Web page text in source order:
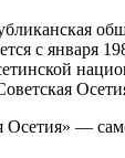
с января
—